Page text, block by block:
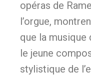
opéras de
l’orgue,
que la musique
le jeune
stylistique de